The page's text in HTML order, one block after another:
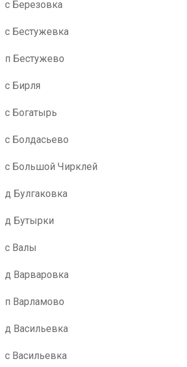
с Березовка
с Бестужевка
п Бестужево
с Бирля
с Богатырь
с Болдасьево
с Большой Чирклей
д Булгаковка
д Бутырки
с Валы
д Варваровка
п Варламово
д Васильевка
с Васильевка